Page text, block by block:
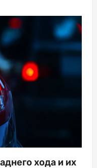
хода и их